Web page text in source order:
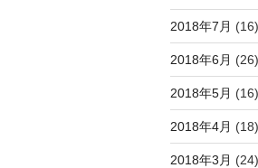
2018年7月 (16)
2018年6月 (26)
2018年5月 (16)
2018年4月 (18)
2018年3月 (24)